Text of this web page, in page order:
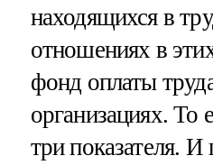
находящихся в
отношениях в
фонд оплаты
организациях. То
три показателя.